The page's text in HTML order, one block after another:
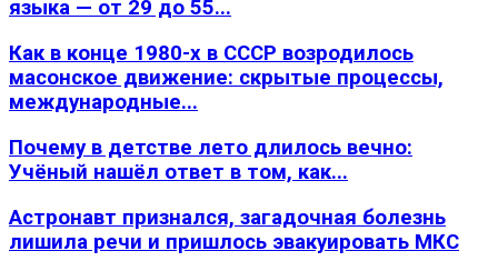
языка — от 29 до 55...
Как в конце 1980-х в СССР возродилось
масонское движение: скрытые процессы,
международные...
Почему в детстве лето длилось вечно:
Учёный нашёл ответ в том, как...
Астронавт признался, загадочная болезнь
лишила речи и пришлось эвакуировать МКС